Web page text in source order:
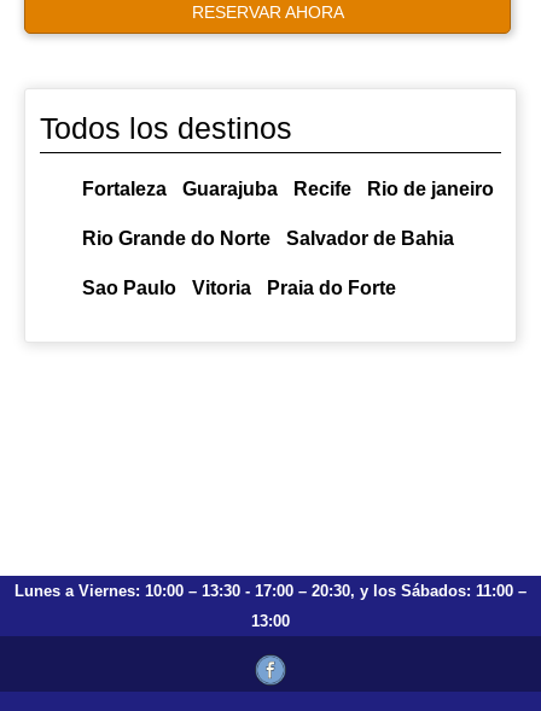
RESERVAR AHORA
Todos los destinos
Fortaleza Guarajuba Recife Rio de janeiro
Rio Grande do Norte Salvador de Bahia
Sao Paulo Vitoria Praia do Forte
Lunes a Viernes: 10:00 – 13:30 - 17:00 – 20:30, y los Sábados: 11:00 –
13:00